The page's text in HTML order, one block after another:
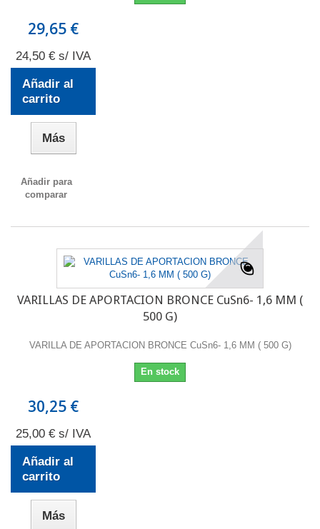
29,65 €
24,50 € s/ IVA
Añadir al
carrito
Más
Añadir para
comparar
VARILLAS DE APORTACION BRONCE CuSn6- 1,6 MM (
500 G)
VARILLA DE APORTACION BRONCE CuSn6- 1,6 MM ( 500 G)
En stock
30,25 €
25,00 € s/ IVA
Añadir al
carrito
Más